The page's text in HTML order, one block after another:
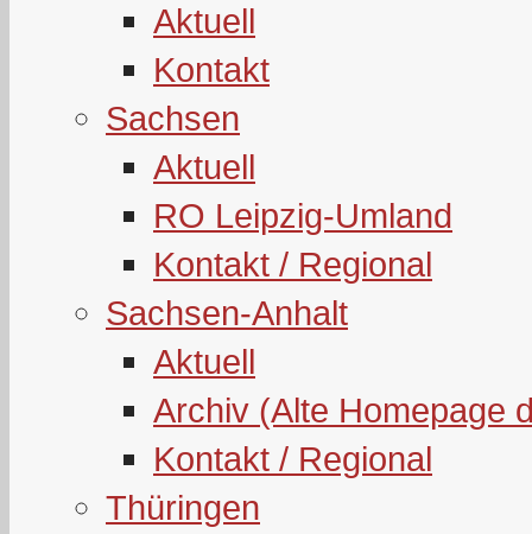
Aktuell
Kontakt
Sachsen
Aktuell
RO Leipzig-Umland
Kontakt / Regional
Sachsen-Anhalt
Aktuell
Archiv (Alte Homepage
Kontakt / Regional
Thüringen